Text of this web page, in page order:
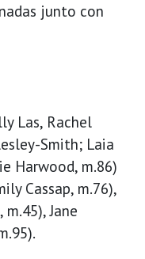
junto con
Las, Rachel
Smith; Laia
Harwood, m.86)
Cassap, m.76),
Jane